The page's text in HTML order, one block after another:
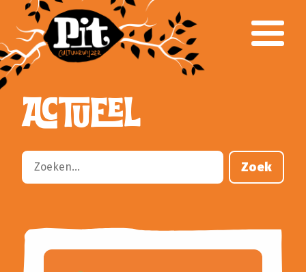
Over Pit
Team
Klankbordgroep
Verantwoording
Voor het onderwijs
Primair Onderwijs
Gespecialiseerd Onderwijs
Culturele partners
Aanvragen klankbordgroep
ACTUEEL
Zoek